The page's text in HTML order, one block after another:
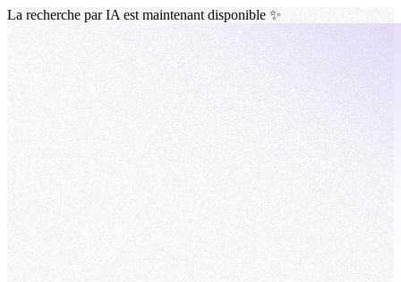
La recherche par IA est maintenant disponible ✨